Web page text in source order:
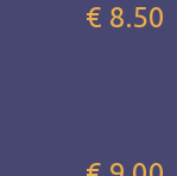
€ 8.50